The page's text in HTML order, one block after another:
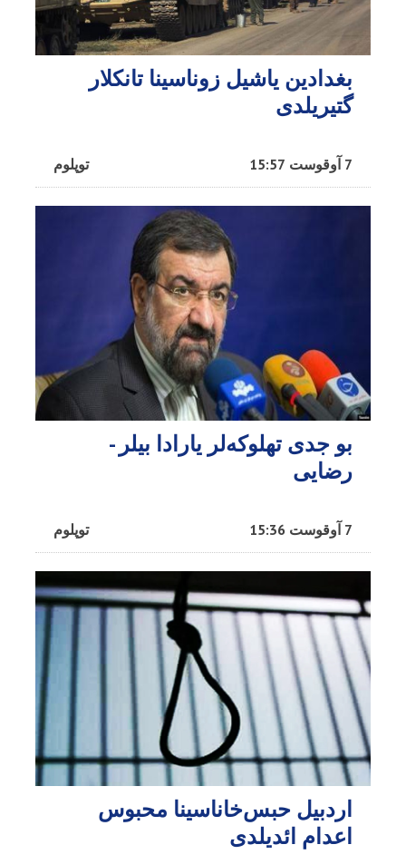
بغدادین یاشیل زوناسینا تانکلار
گتیریلدی
توپلوم 7 آوقوست 15:57
بو جدی تهلوکه‌لر یارادا بیلر -
رضایی
توپلوم 7 آوقوست 15:36
اردبیل حبس‌خاناسینا محبوس
اعدام ائدیلدی